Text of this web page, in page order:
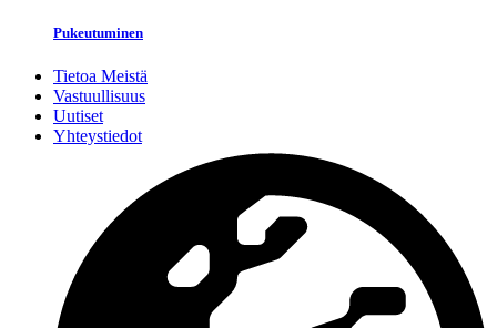
Pukeutuminen
Tietoa Meistä
Vastuullisuus
Uutiset
Yhteystiedot